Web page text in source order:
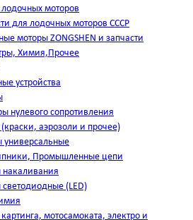
моторов
для лодочных моторов СССР
моторы ZONGSHEN и запчасти
Химия,Прочее
устройства
нулевого сопротивления
аэрозоли и прочее)
универсальные
Промышленные цепи
(LED)
мотосамоката, электро и